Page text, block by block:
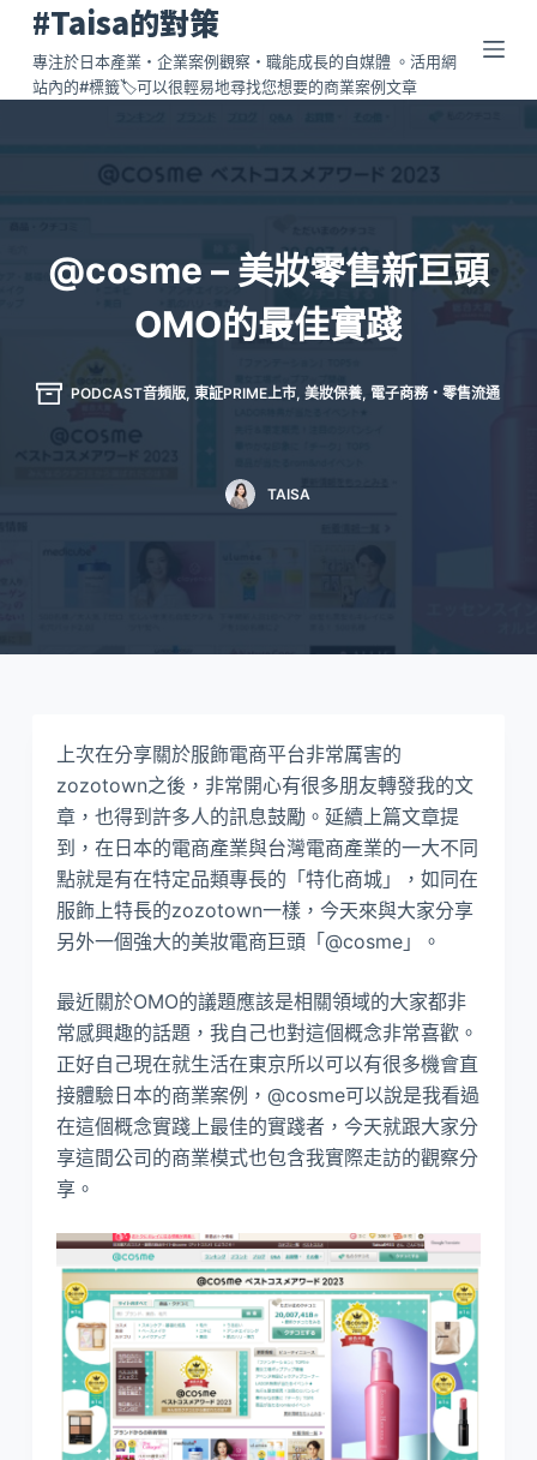
跳
至
主
#Taisa的對策
專注於日本產業・企業案例觀察・職能成長的自媒體 。活用網
站內的#標籤🏷️可以很輕易地尋找您想要的商業案例文章
@cosme – 美妝零售新巨頭
OMO的最佳實踐
PODCAST音頻版,東証PRIME上市,美妝保養,電子商務・零售流通
TAISA
上次在分享關於服飾電商平台非常厲害的
zozotown之後，非常開心有很多朋友轉發我的文
章，也得到許多人的訊息鼓勵。延續上篇文章提
到，在日本的電商產業與台灣電商產業的一大不同
點就是有在特定品類專長的「特化商城」，如同在
服飾上特長的zozotown一樣，今天來與大家分享
另外一個強大的美妝電商巨頭「@cosme」。
最近關於OMO的議題應該是相關領域的大家都非
常感興趣的話題，我自己也對這個概念非常喜歡。
正好自己現在就生活在東京所以可以有很多機會直
接體驗日本的商業案例，@cosme可以說是我看過
在這個概念實踐上最佳的實踐者，今天就跟大家分
享這間公司的商業模式也包含我實際走訪的觀察分
享。